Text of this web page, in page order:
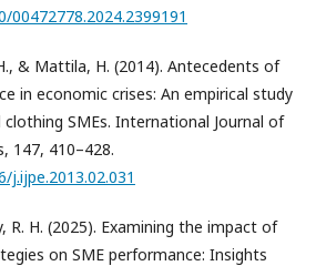
& Mattila, H. (2014). Antecedents of
in economic crises: An empirical study
SMEs. International Journal of
147, 410–428.
R. H. (2025). Examining the impact of
on SME performance: Insights